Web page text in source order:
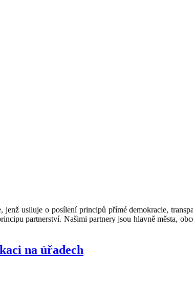
jenž usiluje o posílení principů přímé demokracie,
partnerství. Našimi partnery jsou hlavně města,
na úřadech